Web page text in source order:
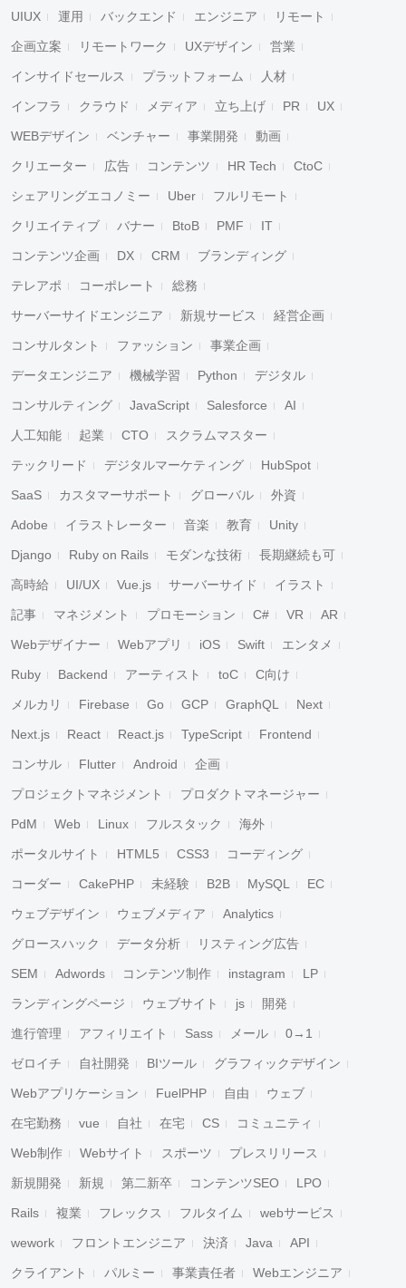
UIUX 運用 バックエンド エンジニア リモート
企画立案 リモートワーク UXデザイン 営業
インサイドセールス プラットフォーム 人材
インフラ クラウド メディア 立ち上げ PR UX
WEBデザイン ベンチャー 事業開発 動画
クリエーター 広告 コンテンツ HR Tech CtoC
シェアリングエコノミー Uber フルリモート
クリエイティブ バナー BtoB PMF IT
コンテンツ企画 DX CRM ブランディング
テレアポ コーポレート 総務
サーバーサイドエンジニア 新規サービス 経営企画
コンサルタント ファッション 事業企画
データエンジニア 機械学習 Python デジタル
コンサルティング JavaScript Salesforce AI
人工知能 起業 CTO スクラムマスター
テックリード デジタルマーケティング HubSpot
SaaS カスタマーサポート グローバル 外資
Adobe イラストレーター 音楽 教育 Unity
Django Ruby on Rails モダンな技術 長期継続も可
高時給 UI/UX Vue.js サーバーサイド イラスト
記事 マネジメント プロモーション C# VR AR
Webデザイナー Webアプリ iOS Swift エンタメ
Ruby Backend アーティスト toC C向け
メルカリ Firebase Go GCP GraphQL Next
Next.js React React.js TypeScript Frontend
コンサル Flutter Android 企画
プロジェクトマネジメント プロダクトマネージャー
PdM Web Linux フルスタック 海外
ポータルサイト HTML5 CSS3 コーディング
コーダー CakePHP 未経験 B2B MySQL EC
ウェブデザイン ウェブメディア Analytics
グロースハック データ分析 リスティング広告
SEM Adwords コンテンツ制作 instagram LP
ランディングページ ウェブサイト js 開発
進行管理 アフィリエイト Sass メール 0→1
ゼロイチ 自社開発 BIツール グラフィックデザイン
Webアプリケーション FuelPHP 自由 ウェブ
在宅勤務 vue 自社 在宅 CS コミュニティ
Web制作 Webサイト スポーツ プレスリリース
新規開発 新規 第二新卒 コンテンツSEO LPO
Rails 複業 フレックス フルタイム webサービス
wework フロントエンジニア 決済 Java API
クライアント パルミー 事業責任者 Webエンジニア